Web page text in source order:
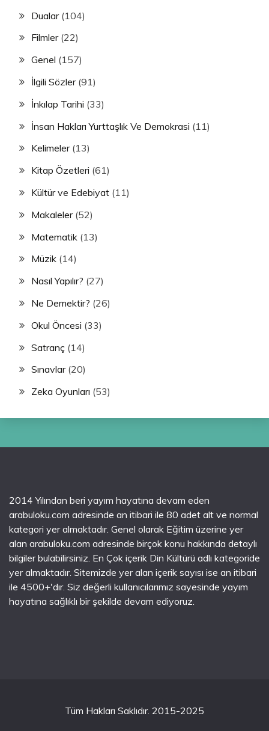
Dualar(104)
Filmler(22)
Genel (157)
İlgili Sözler(91)
İnkılap Tarihi (33)
İnsan Hakları Yurttaşlık Ve Demokrasi (11)
Kelimeler(13)
Kitap Özetleri (61)
Kültür ve Edebiyat (11)
Makaleler(52)
Matematik (13)
Müzik (14)
Nasıl Yapılır? (27)
Ne Demektir? (26)
Okul Öncesi (33)
Satranç (14)
Sınavlar(20)
Zeka Oyunları (53)
2014 Yılından beri yayım hayatına devam eden
arabuloku.com adresinde an itibari ile 80 adet alt ve normal
kategori yer almaktadır. Genel olarak Eğitim üzerine yer
alan arabuloku.com adresinde birçok konu hakkında detaylı
bilgiler bulabilirsiniz. En Çok içerik Din Kültürü adlı kategoride
yer almaktadır. Sitemizde yer alan içerik sayısı ise an itibari
ile 4500+'dır. Siz değerli kullanıcılarımız sayesinde yayım
hayatına sağlıklı bir şekilde devam ediyoruz.
Tüm Hakları Saklıdır. 2015-2025